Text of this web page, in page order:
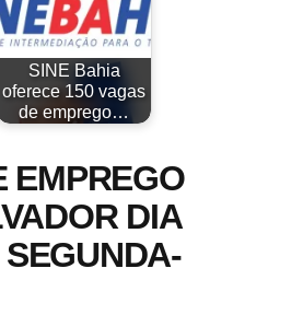
SINE Bahia
oferece 150 vagas
de emprego…
EMPREGO
DIA
SEGUNDA-